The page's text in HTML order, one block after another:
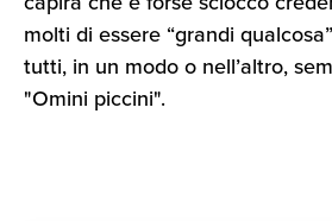
molti di essere “grandi
tutti, in un modo o nell’altro,
"Omini piccini".